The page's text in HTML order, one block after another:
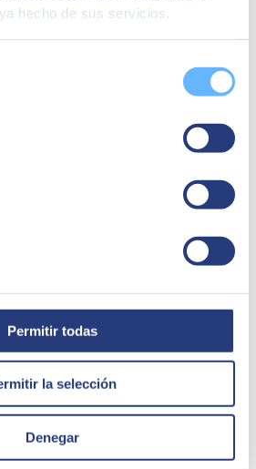
hecho de sus servicios.
Permitir todas
la selección
Denegar
en SEIDOR